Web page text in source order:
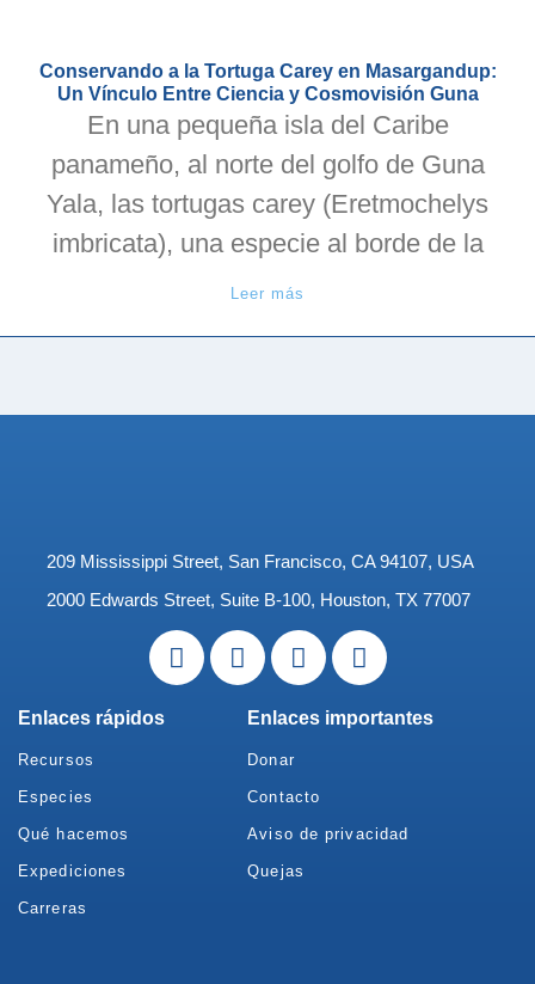
Conservando a la Tortuga Carey en Masargandup:
Un Vínculo Entre Ciencia y Cosmovisión Guna
En una pequeña isla del Caribe
panameño, al norte del golfo de Guna
Yala, las tortugas carey (Eretmochelys
imbricata), una especie al borde de la
Leer más
209 Mississippi Street, San Francisco, CA 94107, USA
2000 Edwards Street, Suite B-100, Houston, TX 77007
Enlaces rápidos
Recursos
Especies
Qué hacemos
Expediciones
Carreras
Enlaces importantes
Donar
Contacto
Aviso de privacidad
Quejas